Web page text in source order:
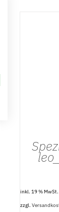
inkl. 19 % MwSt.
zzgl.